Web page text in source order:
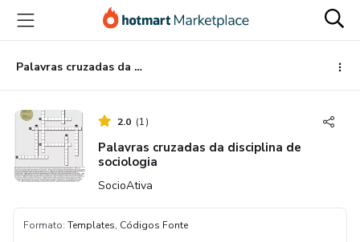
para
conteúdo
principal
para
pagamento
para
rodapé
Palavras cruzadas da disciplina de sociologia
2.0 (1)
Palavras cruzadas da disciplina de
sociologia
SocioAtiva
Formato: Templates, Códigos Fonte